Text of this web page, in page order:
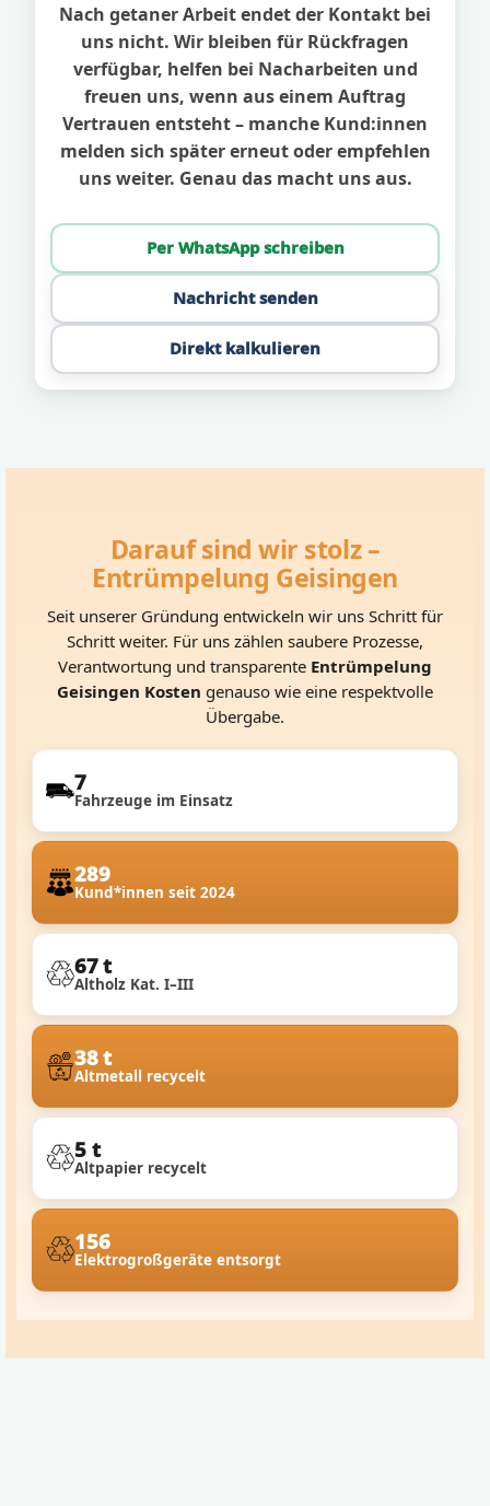
Nach getaner Arbeit endet der Kontakt bei
uns nicht. Wir bleiben für Rückfragen
verfügbar, helfen bei Nacharbeiten und
freuen uns, wenn aus einem Auftrag
Vertrauen entsteht – manche Kund:innen
melden sich später erneut oder empfehlen
uns weiter. Genau das macht uns aus.
Per WhatsApp schreiben
Nachricht senden
Direkt kalkulieren
Darauf sind wir stolz –
Entrümpelung Geisingen
Seit unserer Gründung entwickeln wir uns Schritt für
Schritt weiter. Für uns zählen saubere Prozesse,
Verantwortung und transparente Entrümpelung
Geisingen Kosten genauso wie eine respektvolle
Übergabe.
7
Fahrzeuge im Einsatz
289
Kund*innen seit 2024
67 t
Altholz Kat. I–III
38 t
Altmetall recycelt
5 t
Altpapier recycelt
156
Elektrogroßgeräte entsorgt